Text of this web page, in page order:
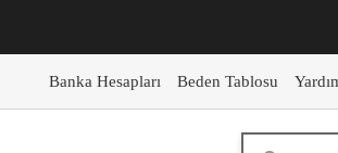
Banka Hesapları Beden Tablosu